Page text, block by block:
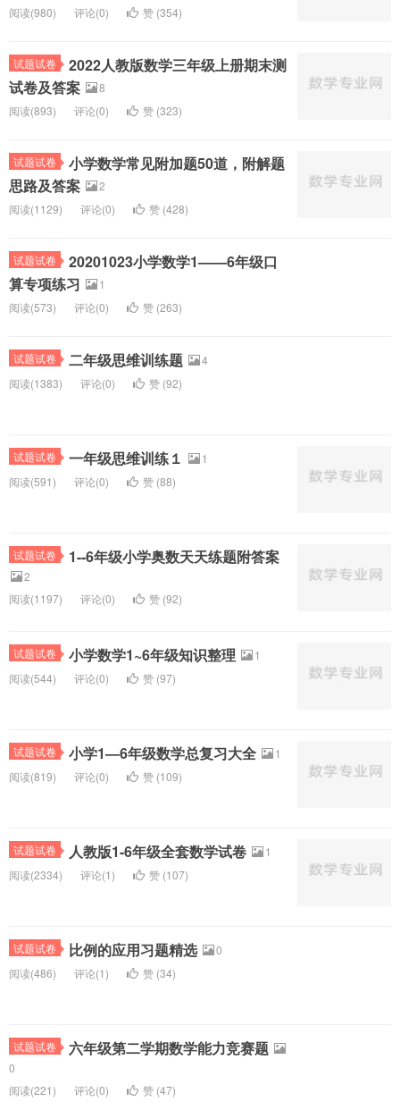
阅读(980) 评论(0) 赞 (354)
试题试卷
2022人教版数学三年级上册期末测
试卷及答案
8
阅读(893) 评论(0) 赞 (323)
试题试卷
小学数学常见附加题50道，附解题
思路及答案
2
阅读(1129) 评论(0) 赞 (428)
试题试卷
20201023小学数学1——6年级口
算专项练习
1
阅读(573) 评论(0) 赞 (263)
试题试卷 二年级思维训练题
4
阅读(1383) 评论(0) 赞 (92)
试题试卷 一年级思维训练１
1
阅读(591) 评论(0) 赞 (88)
试题试卷 1--6年级小学奥数天天练题附答案
2
阅读(1197) 评论(0) 赞 (92)
试题试卷 小学数学1~6年级知识整理
1
阅读(544) 评论(0) 赞 (97)
试题试卷 小学1—6年级数学总复习大全
1
阅读(819) 评论(0) 赞 (109)
试题试卷 人教版1-6年级全套数学试卷
1
阅读(2334) 评论(1) 赞 (107)
试题试卷 比例的应用习题精选
0
阅读(486) 评论(1) 赞 (34)
试题试卷 六年级第二学期数学能力竞赛题
0
阅读(221) 评论(0) 赞 (47)